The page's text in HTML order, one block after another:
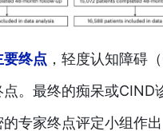
终点 ，轻度认知障碍（
点。最终的痴呆或CIND
专家终点评定小组作出